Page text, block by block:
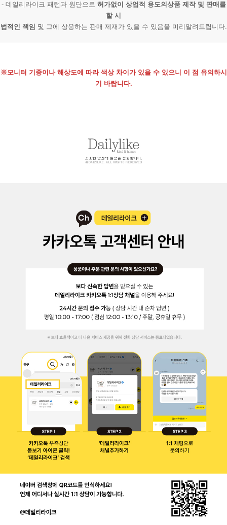
- 데일리라이크 패턴과 원단으로 허가없이 상업적 용도의상품 제작 및 판매를
할 시
법적인 책임 및 그에 상응하는 판매 제재가 있을 수 있음을 미리알려드립니다.
※모니터 기종이나 해상도에 따라 색상 차이가 있을 수 있으니 이 점 유의하시
기 바랍니다.